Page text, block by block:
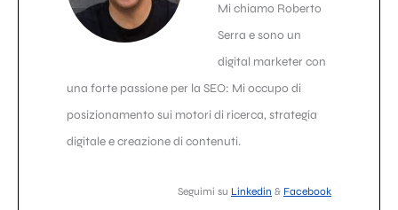
Mi chiamo Roberto
Serra e sono un
digital marketer con
una forte passione per la SEO: Mi occupo di
posizionamento sui motori di ricerca, strategia
digitale e creazione di contenuti.
Seguimi su Linkedin & Facebook